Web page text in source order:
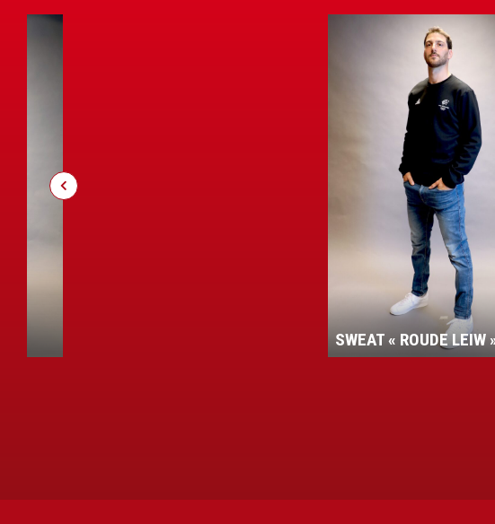
SWEAT « ROUDE LEIW